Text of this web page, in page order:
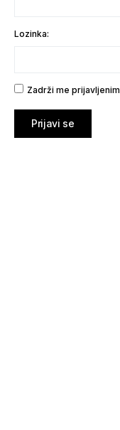
Lozinka:
Zadrži me prijavljenim
Prijavi se